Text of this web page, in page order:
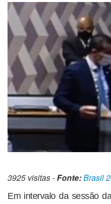
3925 visitas -Fonte:Brasil
Em intervalo da sessão